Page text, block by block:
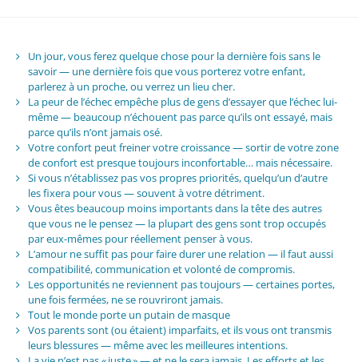
Un jour, vous ferez quelque chose pour la dernière fois sans le
savoir — une dernière fois que vous porterez votre enfant,
parlerez à un proche, ou verrez un lieu cher.
La peur de l’échec empêche plus de gens d’essayer que l’échec lui-
même — beaucoup n’échouent pas parce qu’ils ont essayé, mais
parce qu’ils n’ont jamais osé.
Votre confort peut freiner votre croissance — sortir de votre zone
de confort est presque toujours inconfortable… mais nécessaire.
Si vous n’établissez pas vos propres priorités, quelqu’un d’autre
les fixera pour vous — souvent à votre détriment.
Vous êtes beaucoup moins importants dans la tête des autres
que vous ne le pensez — la plupart des gens sont trop occupés
par eux-mêmes pour réellement penser à vous.
L’amour ne suffit pas pour faire durer une relation — il faut aussi
compatibilité, communication et volonté de compromis.
Les opportunités ne reviennent pas toujours — certaines portes,
une fois fermées, ne se rouvriront jamais.
Tout le monde porte un putain de masque
Vos parents sont (ou étaient) imparfaits, et ils vous ont transmis
leurs blessures — même avec les meilleures intentions.